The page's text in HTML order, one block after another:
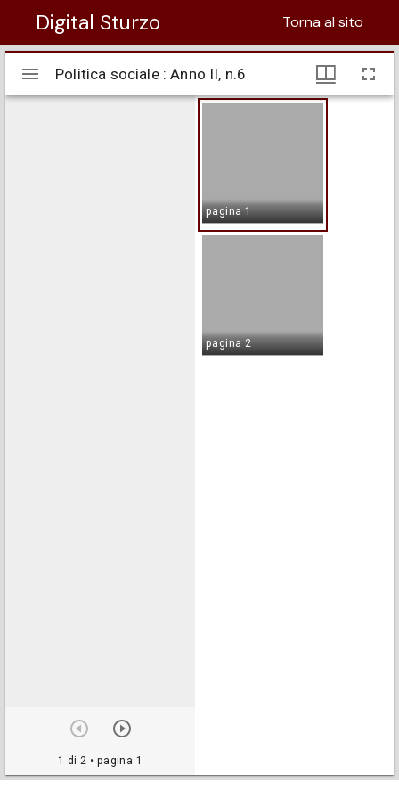
Digital Sturzo Torna al sito
Visualizzatore
Mirador
Politica sociale : Anno II, n.6
1 di 2 • pagina 1
pagina 1
pagina 2
Politica sociale : Anno II, n.6